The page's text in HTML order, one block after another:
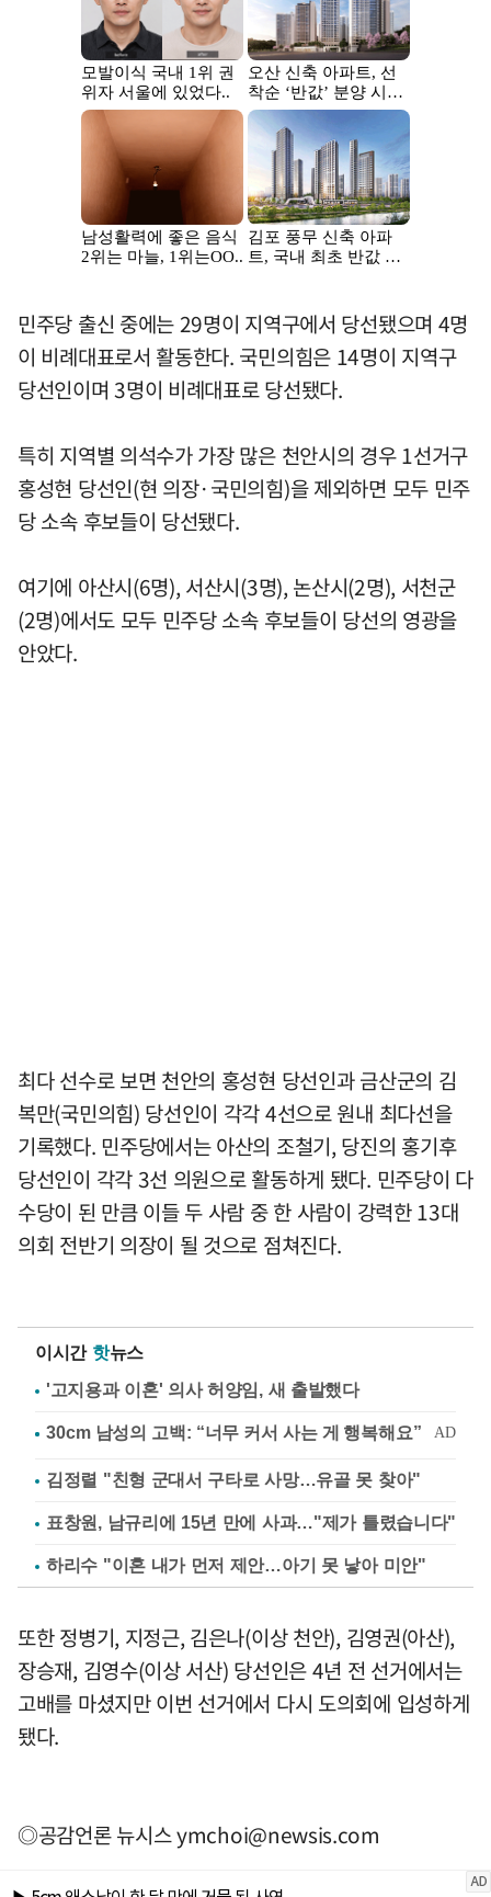
민주당 출신 중에는 29명이 지역구에서 당선됐으며 4명
이 비례대표로서 활동한다. 국민의힘은 14명이 지역구
당선인이며 3명이 비례대표로 당선됐다.
특히 지역별 의석수가 가장 많은 천안시의 경우 1선거구
홍성현 당선인(현 의장·국민의힘)을 제외하면 모두 민주
당 소속 후보들이 당선됐다.
여기에 아산시(6명), 서산시(3명), 논산시(2명), 서천군
(2명)에서도 모두 민주당 소속 후보들이 당선의 영광을
안았다.
최다 선수로 보면 천안의 홍성현 당선인과 금산군의 김
복만(국민의힘) 당선인이 각각 4선으로 원내 최다선을
기록했다. 민주당에서는 아산의 조철기, 당진의 홍기후
당선인이 각각 3선 의원으로 활동하게 됐다. 민주당이 다
수당이 된 만큼 이들 두 사람 중 한 사람이 강력한 13대
의회 전반기 의장이 될 것으로 점쳐진다.
이시간 핫뉴스
'고지용과 이혼' 의사 허양임, 새 출발했다
김정렬 "친형 군대서 구타로 사망…유골 못 찾아"
표창원, 남규리에 15년 만에 사과…"제가 틀렸습니다"
하리수 "이혼 내가 먼저 제안…아기 못 낳아 미안"
또한 정병기, 지정근, 김은나(이상 천안), 김영권(아산),
장승재, 김영수(이상 서산) 당선인은 4년 전 선거에서는
고배를 마셨지만 이번 선거에서 다시 도의회에 입성하게
됐다.
◎공감언론 뉴시스ymchoi@newsis.com